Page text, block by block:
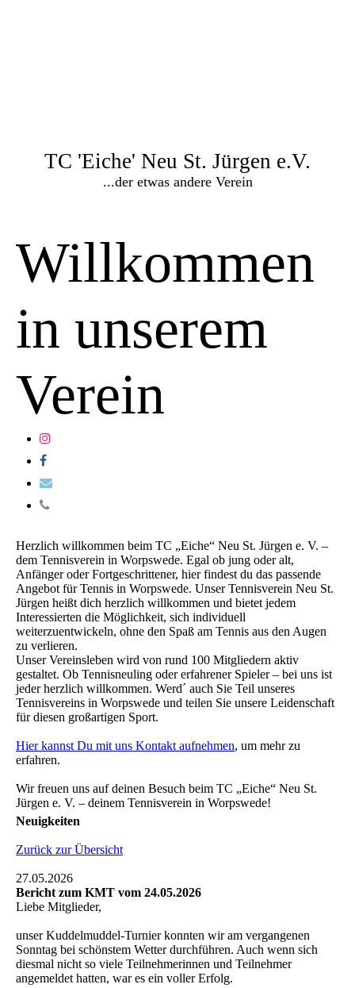
TC 'Eiche' Neu St. Jürgen e.V.
...der etwas andere Verein
Willkommen
in unserem
Verein
Herzlich willkommen beim TC „Eiche“ Neu St. Jürgen e. V. –
dem Tennisverein in Worpswede. Egal ob jung oder alt,
Anfänger oder Fortgeschrittener, hier findest du das passende
Angebot für Tennis in Worpswede. Unser Tennisverein Neu St.
Jürgen heißt dich herzlich willkommen und bietet jedem
Interessierten die Möglichkeit, sich individuell
weiterzuentwickeln, ohne den Spaß am Tennis aus den Augen
zu verlieren.
Unser Vereinsleben wird von rund 100 Mitgliedern aktiv
gestaltet. Ob Tennisneuling oder erfahrener Spieler – bei uns ist
jeder herzlich willkommen. Werd´ auch Sie Teil unseres
Tennisvereins in Worpswede und teilen Sie unsere Leidenschaft
für diesen großartigen Sport.
Hier kannst Du mit uns Kontakt aufnehmen, um mehr zu
erfahren.
Wir freuen uns auf deinen Besuch beim TC „Eiche“ Neu St.
Jürgen e. V. – deinem Tennisverein in Worpswede!
Neuigkeiten
Zurück zur Übersicht
27.05.2026
Bericht zum KMT vom 24.05.2026
Liebe Mitglieder,
unser Kuddelmuddel-Turnier konnten wir am vergangenen
Sonntag bei schönstem Wetter durchführen. Auch wenn sich
diesmal nicht so viele Teilnehmerinnen und Teilnehmer
angemeldet hatten, war es ein voller Erfolg.